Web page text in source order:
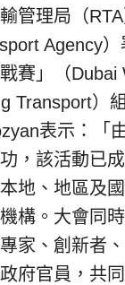
管理局（
Agency
賽」（Dubai
Transport）
表示：「
，該活動已
地、地區及
構。大會同
家、創新者
府官員，共